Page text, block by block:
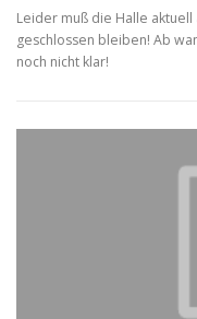
Leider muß die Halle
geschlossen bleiben! Ab
noch nicht klar!